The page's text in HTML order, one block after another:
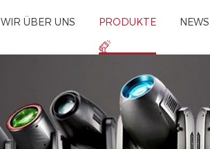
WIR ÜBER UNS PRODUKTE NEWS